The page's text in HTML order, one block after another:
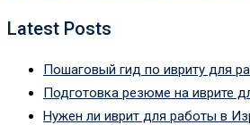
Latest Posts
Пошаговый гид по ивриту для
Подготовка резюме на иврите
Нужен ли иврит для работы в